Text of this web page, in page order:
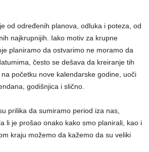
od određenih planova, odluka i poteza, od
najkrupnijih. Iako motiv za krupne
planiramo da ostvarimo ne moramo da
često se dešava da kreiranje tih
početku nove kalendarske godine, uoči
godišnjica i slično.
prilika da sumiramo period iza nas,
li je prošao onako kako smo planirali, kao i
kraju možemo da kažemo da su veliki